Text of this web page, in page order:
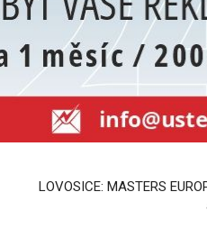
LOVOSICE: MASTERS